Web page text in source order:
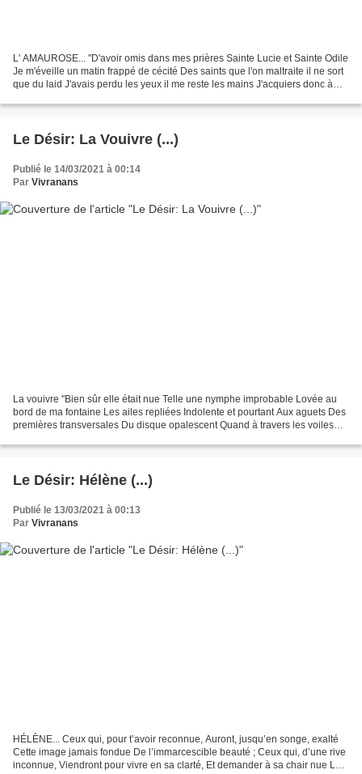
L' AMAUROSE... "D'avoir omis dans mes prières Sainte Lucie et Sainte Odile
Je m'éveille un matin frappé de cécité Des saints que l'on maltraite il ne sort
que du laid J'avais perdu les yeux il me reste les mains J'acquiers donc à
Le Désir: La Vouivre (...)
Publié le 14/03/2021 à 00:14
Par Vivranans
La vouivre "Bien sûr elle était nue Telle une nymphe improbable Lovée au
bord de ma fontaine Les ailes repliées Indolente et pourtant Aux aguets Des
premières transversales Du disque opalescent Quand à travers les voiles
Le Désir: Hélène (...)
Publié le 13/03/2021 à 00:13
Par Vivranans
HÉLÈNE... Ceux qui, pour t’avoir reconnue, Auront, jusqu’en songe, exalté
Cette image jamais fondue De l’immarcescible beauté ; Ceux qui, d’une rive
inconnue, Viendront pour vivre en sa clarté, Et demander à sa chair nue Le